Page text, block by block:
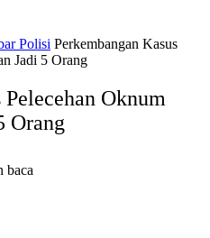
Polisi Perkembangan Kasus
Jadi 5 Orang
Oknum
Orang
baca